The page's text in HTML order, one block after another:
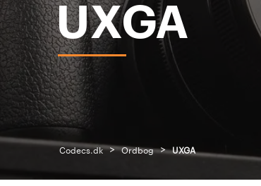
UXGA
Codecs.dk > Ordbog > UXGA